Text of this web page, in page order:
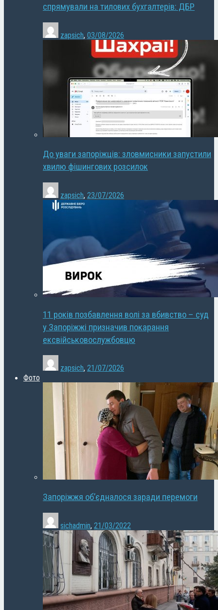
спрямували на тилових бухгалтерів: ДБР
zapsich, 03/08/2026
До уваги запоріжців: зловмисники запустили
хвилю фішингових розсилок
zapsich, 23/07/2026
11 років позбавлення волі за вбивство – суд
у Запоріжжі призначив покарання
ексвійськовослужбовцю
zapsich, 21/07/2026
Фото
Запоріжжя об’єдналося заради перемоги
sichadmin, 21/03/2022